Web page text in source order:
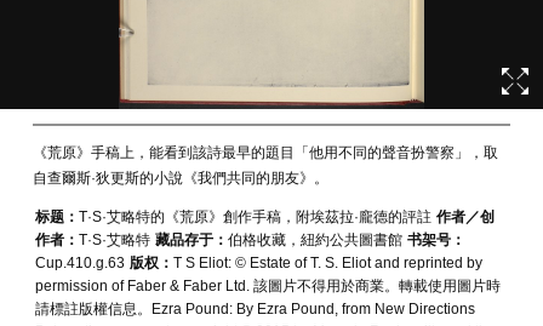
《荒原》手稿上，能看到該詩最早的題目「他用不同的聲音扮警察」，取
自查爾斯·狄更斯的小說《我們共同的朋友》。
标题： T·S·艾略特的《荒原》創作手稿，附埃茲拉·龐德的評註 作者／创
作者： T·S·艾略特 藏品存于： 伯格收藏，紐約公共圖書館 书架号：
Cup.410.g.63 版权： T S Eliot: © Estate of T. S. Eliot and reprinted by
permission of Faber & Faber Ltd. 該圖片不得用於商業。轉載使用圖片時
請標註版權信息。Ezra Pound: By Ezra Pound, from New Directions